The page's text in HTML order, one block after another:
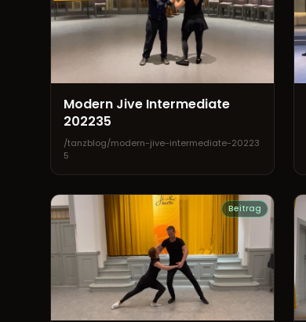
Modern Jive Intermediate
202235
/tanzblog/modern-jive-intermediate-20223
5
Beitrag